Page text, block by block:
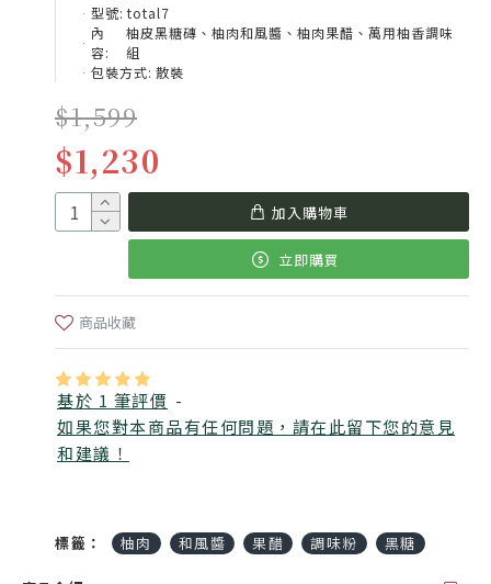
基於 1 筆評價 -
如果您對本商品有任何問題，請在此留下您的意見
和建議！
$1,230
$1,599
型號: total7
內
容:
柚皮黑糖磚、柚肉和風醬、柚肉果醋、萬用柚香調味
組
包裝方式: 散裝
加入購物車
立即購買
商品收藏
標籤： 柚肉 和風醬 果醋 調味粉 黑糖